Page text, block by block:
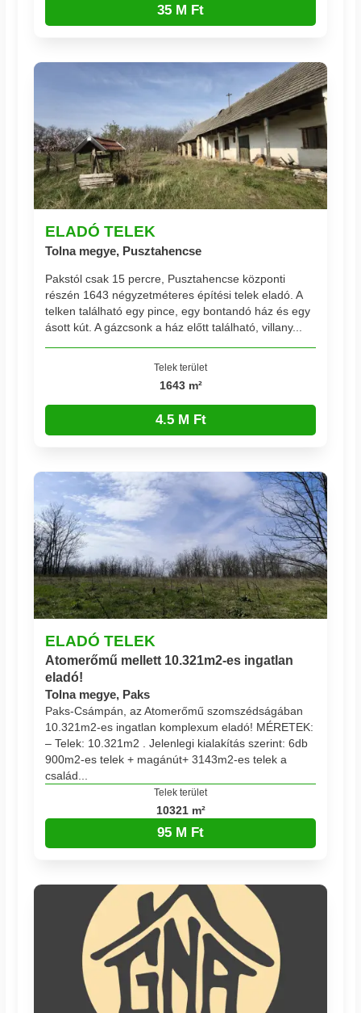
35 M Ft
ELADÓ TELEK
Tolna megye, Pusztahencse
Pakstól csak 15 percre, Pusztahencse központi
részén 1643 négyzetméteres építési telek eladó. A
telken található egy pince, egy bontandó ház és egy
ásott kút. A gázcsonk a ház előtt található, villany...
Telek terület
1643 m²
4.5 M Ft
ELADÓ TELEK
Atomerőmű mellett 10.321m2-es ingatlan
eladó!
Tolna megye, Paks
Paks-Csámpán, az Atomerőmű szomszédságában
10.321m2-es ingatlan komplexum eladó! MÉRETEK:
– Telek: 10.321m2 . Jelenlegi kialakítás szerint: 6db
900m2-es telek + magánút+ 3143m2-es telek a
család...
Telek terület
10321 m²
95 M Ft